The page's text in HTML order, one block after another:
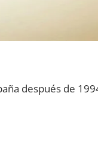
después dе